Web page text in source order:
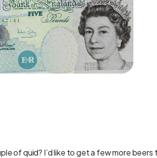
of quid? I’d like to get a few more beers